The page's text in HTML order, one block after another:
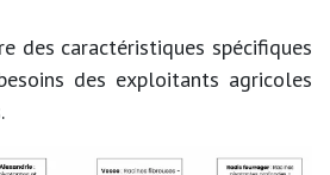
des caractéristiques spécifiques
des exploitants agricoles